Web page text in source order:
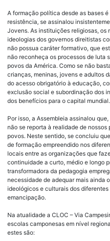
A formação política desde as bases
resistência, se assinalou
Jovens. As instituições religiosas, os
ideologias dos governos direitistas
não possua caráter formativo, que
não reconheça os processos de luta
povos da América. Como se não
crianças, meninas, jovens e adultos
do acesso obrigatório à educação,
exclusão social e subordinação dos
dos benefícios para o capital mundial.
Por isso, a Assembleia assinalou
não se reporta à realidade de
povos. Neste sentido, se concluiu
de formação empreendido nos
locais entre as organizações que
continuidade a curto, médio e longo
transformadora da pedagogia
necessidade de adequar mais ainda
ideológicos e culturais dos
emancipação.
Na atualidade a CLOC – Via
escolas camponesas em nível
estes são: